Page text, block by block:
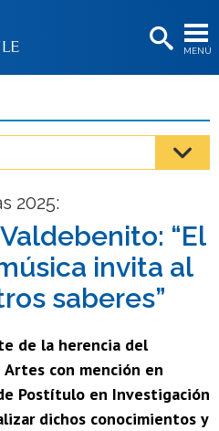
MENÚ
os
os
os
2025:
“El
invita al
saberes”
de la herencia del
con mención en
Postítulo en Investigación
dichos conocimientos y